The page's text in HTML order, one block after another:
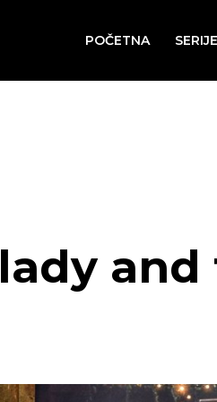
POČETNA
lady